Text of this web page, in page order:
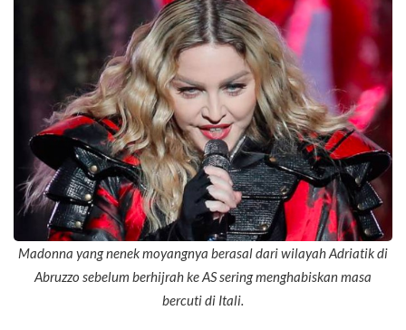
Madonna yang nenek moyangnya berasal dari wilayah Adriatik di
Abruzzo sebelum berhijrah ke AS sering menghabiskan masa
bercuti di Itali.